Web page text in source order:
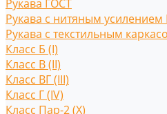
Рукава ГОСТ
Рукава с нитяным усилением
Рукава с текстильным
Класс Б (I)
Класс В (II)
Класс ВГ (III)
Класс Г (IV)
Класс Пар-2 (X)